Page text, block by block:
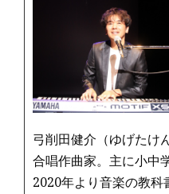
弓削田健介（ゆげたけ
合唱作曲家。主に小中
2020年より音楽の教